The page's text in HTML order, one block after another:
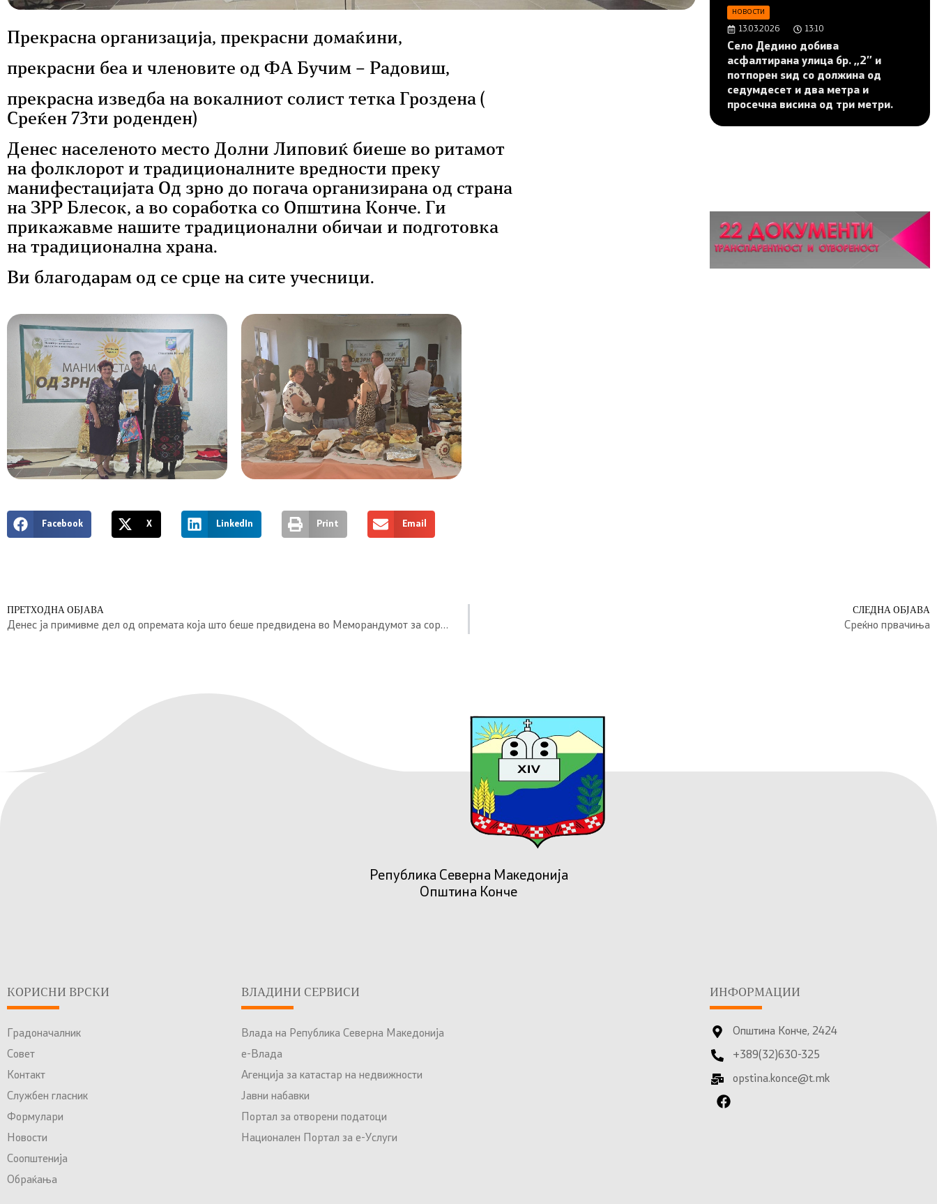
Прекрасна организација, прекрасни домаќини,
прекрасни беа и членовите од ФА Бучим – Радовиш,
прекрасна изведба на вокалниот солист тетка Гроздена (
Среќен 73ти роденден)
Денес населеното место Долни Липовиќ биеше во ритамот
на фолклорот и традиционалните вредности преку
манифестацијата Од зрно до погача организирана од страна
на ЗРР Блесок, а во соработка со Општина Конче. Ги
прикажавме нашите традиционални обичаи и подготовка
на традиционална храна.
Ви благодарам од се срце на сите учесници.
Facebook X LinkedIn Print Email
НОВОСТИ
13.03.2026 13:10
Село Дедино добива
асфалтирана улица бр. ,,2″ и
потпорен ѕид со должина од
седумдесет и два метра и
просечна висина од три метри.
ПРЕТХОДНА ОБЈАВА
Денес ја примивме дел од опремата која што беше предвидена во Меморандумот за соработка помеѓу Општина КОНЧЕ и Амбасадата на САД во РМ
СЛЕДНА ОБЈАВА
Среќно првачиња
Република Северна Македонија
Општина Конче
КОРИСНИ ВРСКИ
Градоначалник
Совет
Контакт
Службен гласник
Формулари
Новости
Соопштенија
Обраќања
ВЛАДИНИ СЕРВИСИ
Влада на Република Северна Македонија
е-Влада
Агенција за катастар на недвижности
Јавни набавки
Портал за отворени податоци
Национален Портал за е-Услуги
ИНФОРМАЦИИ
Општина Конче, 2424
+389(32)630-325
opstina.konce@t.mk